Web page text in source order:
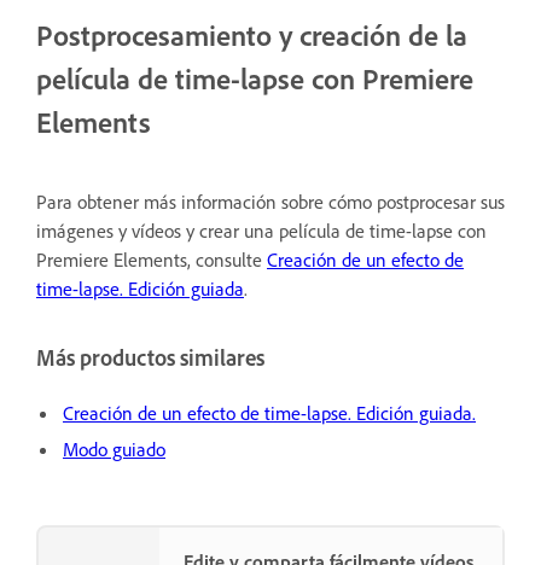
Postprocesamiento y creación de la
película de time-lapse con Premiere
Elements
Para obtener más información sobre cómo postprocesar sus
imágenes y vídeos y crear una película de time-lapse con
Premiere Elements, consulte Creación de un efecto de
time-lapse. Edición guiada.
Más productos similares
Creación de un efecto de time-lapse. Edición guiada.
Modo guiado